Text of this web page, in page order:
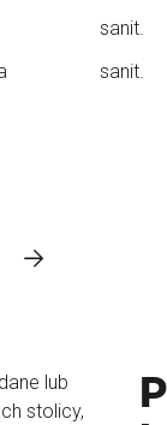
sanit.
sanit.
lub
stolicy,